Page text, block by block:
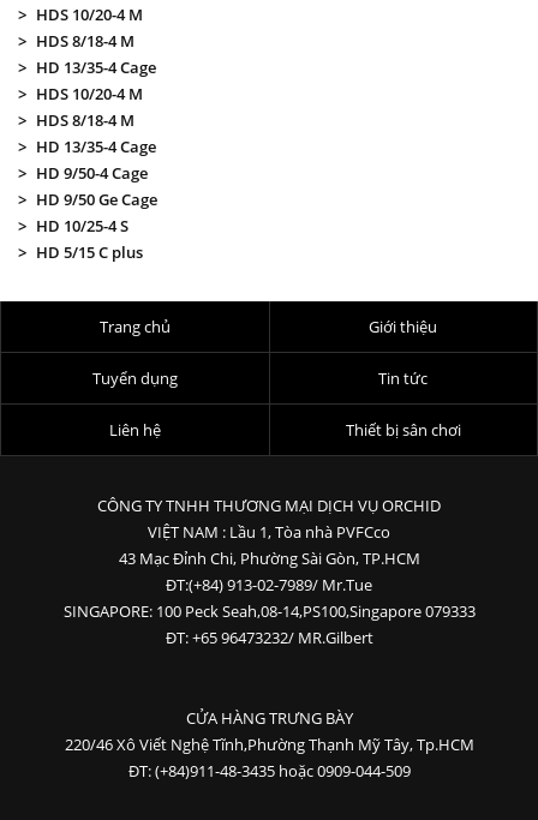
HDS 10/20-4 M
HDS 8/18-4 M
HD 13/35-4 Cage
HDS 10/20-4 M
HDS 8/18-4 M
HD 13/35-4 Cage
HD 9/50-4 Cage
HD 9/50 Ge Cage
HD 10/25-4 S
HD 5/15 C plus
Trang chủ Giới thiệu
Tuyển dụng Tin tức
Liên hệ Thiết bị sân chơi
CÔNG TY TNHH THƯƠNG MẠI DỊCH VỤ ORCHID
VIỆT NAM : Lầu 1, Tòa nhà PVFCco
43 Mạc Đỉnh Chi, Phường Sài Gòn, TP.HCM
ĐT:(+84) 913-02-7989/ Mr.Tue
SINGAPORE: 100 Peck Seah,08-14,PS100,Singapore 079333
ĐT: +65 96473232/ MR.Gilbert
CỬA HÀNG TRƯNG BÀY
220/46 Xô Viết Nghệ Tĩnh,Phường Thạnh Mỹ Tây, Tp.HCM
ĐT: (+84)911-48-3435 hoặc 0909-044-509